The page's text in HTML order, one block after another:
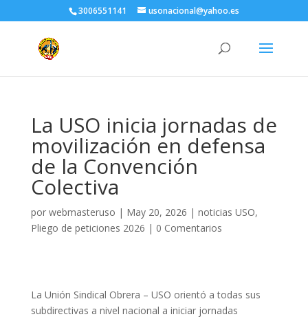
3006551141 usonacional@yahoo.es
La USO inicia jornadas de
movilización en defensa
de la Convención
Colectiva
por webmasteruso | May 20, 2026 | noticias USO,
Pliego de peticiones 2026 | 0 Comentarios
La Unión Sindical Obrera – USO orientó a todas sus
subdirectivas a nivel nacional a iniciar jornadas